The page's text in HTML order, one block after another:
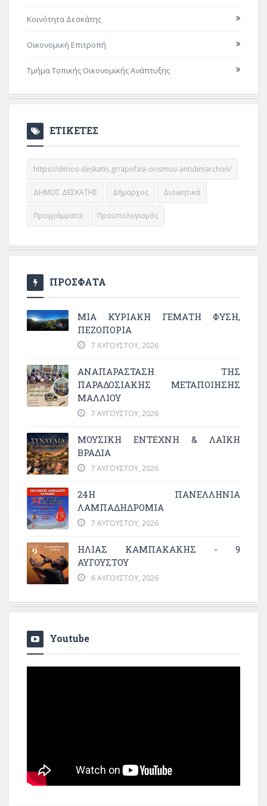
Κοινότητα Δεσκάτης
Οικονομική Επιτροπή
Τμήμα Τοπικής Οικονομικής Ανάπτυξης
ΕΤΙΚΕΤΕΣ
https://dimos-deskatis.gr/apofasi-orismou-antidimarchon/
ΔΗΜΟΣ ΔΕΣΚΑΤΗΣ Δήμαρχος Διοικητικά
Προγράμματα Προϋπολογισμός
ΠΡΟΣΦΑΤΑ
ΜΙΑ ΚΥΡΙΑΚΉ ΓΕΜΆΤΗ ΦΎΣΗ,
ΠΕΖΟΠΟΡΊΑ
7 ΑΥΓΟΎΣΤΟΥ, 2026
ΑΝΑΠΑΡΆΣΤΑΣΗ ΤΗΣ
ΠΑΡΑΔΟΣΙΑΚΉΣ ΜΕΤΑΠΟΊΗΣΗΣ
ΜΑΛΛΙΟΎ
7 ΑΥΓΟΎΣΤΟΥ, 2026
ΜΟΥΣΙΚΉ ΈΝΤΕΧΝΗ & ΛΑΪΚΉ
ΒΡΑΔΙΆ
7 ΑΥΓΟΎΣΤΟΥ, 2026
24Η ΠΑΝΕΛΛΗΝΙΑ
ΛΑΜΠΑΔΗΔΡΟΜΙΑ
7 ΑΥΓΟΎΣΤΟΥ, 2026
ΗΛΙΑΣ ΚΑΜΠΑΚΑΚΗΣ - 9
ΑΥΓΟΥΣΤΟΥ
6 ΑΥΓΟΎΣΤΟΥ, 2026
Youtube